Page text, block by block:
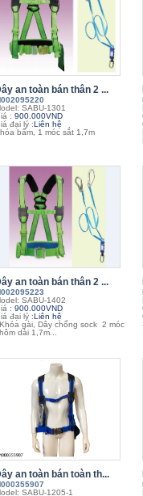
an toàn bán thân 2 ...
SABU-1301
: 900.000VND
đại lý :Liên hệ
bấm, 1 móc sắt 1,7m
an toàn bán thân 2 ...
SABU-1402
: 900.000VND
đại lý :Liên hệ
gài, Dây chống sock 2 móc
dài 1,7m...
an toàn bán toàn th...
SABU-1205-1